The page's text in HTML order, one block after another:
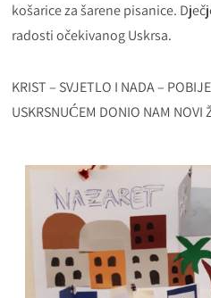
košarice za šarene pisanice.
radosti očekivanog Uskrsa.
KRIST – SVJETLO I NADA –
USKRSNUĆEM DONIO NAM NOVI